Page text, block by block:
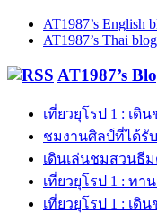
AT1987’s English
AT1987’s Thai blog
AT1987’s
เที่ยวยุโรป 1 : เดิ
ชมงานศิลป์ที่ได้รับ
เดินเล่นชมสวนธีม
เที่ยวยุโรป 1 : ทาน
เที่ยวยุโรป 1 : เดิ